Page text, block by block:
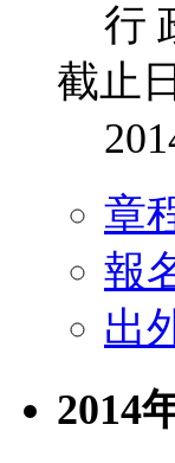
行
截止
章
報
出
2014